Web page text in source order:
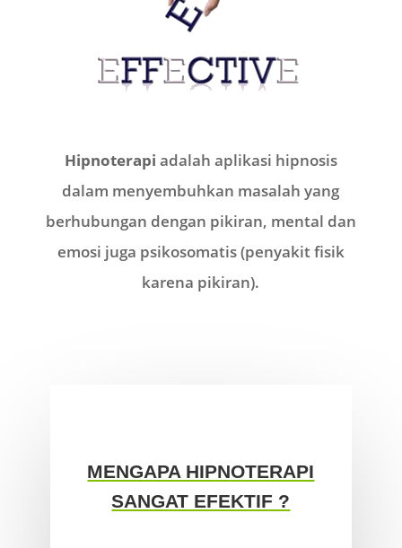
Hipnoterapi adalah aplikasi hipnosis
dalam menyembuhkan masalah yang
berhubungan dengan pikiran, mental dan
emosi juga psikosomatis (penyakit fisik
karena pikiran).
MENGAPA HIPNOTERAPI
SANGAT EFEKTIF ?